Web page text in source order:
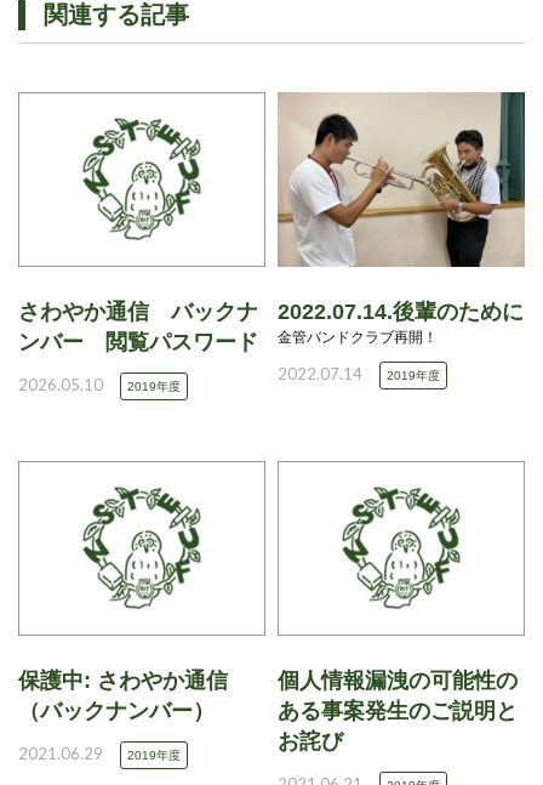
関連する記事
さわやか通信 バックナ
ンバー 閲覧パスワード
2026.05.10 2019年度
2022.07.14.後輩のために
金管バンドクラブ再開！
2022.07.14 2019年度
保護中: さわやか通信
（バックナンバー）
2021.06.29 2019年度
個人情報漏洩の可能性の
ある事案発生のご説明と
お詫び